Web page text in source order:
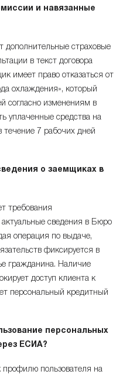
и навязанные
дополнительные страховые
в текст договора
имеет право отказаться от
охлаждения», который
согласно изменениям в
уплаченные средства на
течение 7 рабочих дней
о заемщиках в
требования
актуальные сведения в Бюро
операция по выдаче,
фиксируется в
гражданина. Наличие
доступ клиента к
персональный кредитный
персональных
ЕСИА?
профилю пользователя на